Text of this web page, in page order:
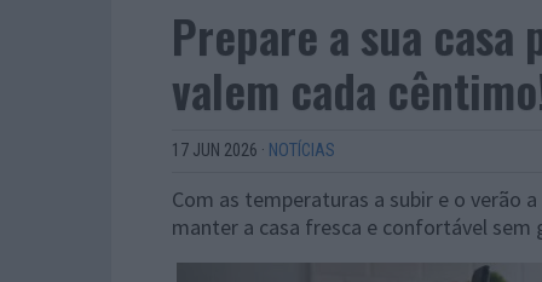
Prepare a sua casa
valem cada
17 JUN 2026 · NOTÍCIAS
Com as temperaturas a subir e o verão
manter a casa fresca e confortável sem